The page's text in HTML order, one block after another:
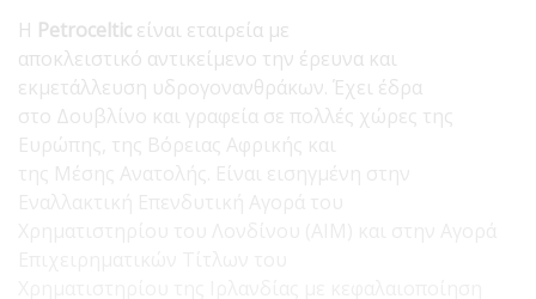
Η Petroceltic είναι εταιρεία με
αποκλειστικό αντικείμενο την έρευνα και
εκμετάλλευση υδρογονανθράκων. Έχει έδρα
στο Δουβλίνο και γραφεία σε πολλές χώρες της
Ευρώπης, της Βόρειας Αφρικής και